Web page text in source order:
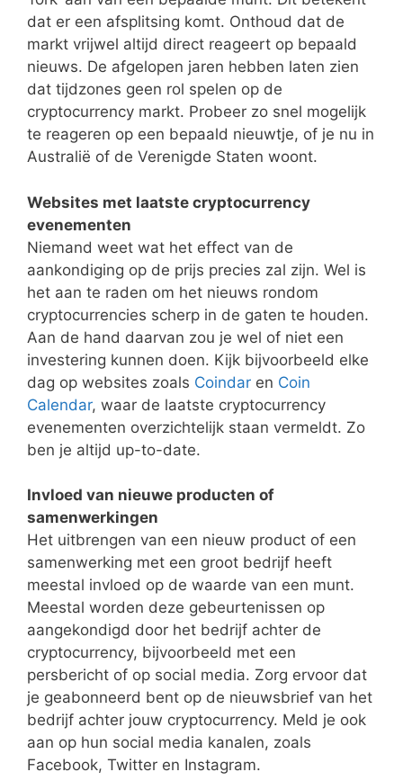
dat er een afsplitsing komt. Onthoud dat de
markt vrijwel altijd direct reageert op bepaald
nieuws. De afgelopen jaren hebben laten zien
dat tijdzones geen rol spelen op de
cryptocurrency markt. Probeer zo snel mogelijk
te reageren op een bepaald nieuwtje, of je nu in
Australië of de Verenigde Staten woont.
Websites met laatste cryptocurrency
evenementen
Niemand weet wat het effect van de
aankondiging op de prijs precies zal zijn. Wel is
het aan te raden om het nieuws rondom
cryptocurrencies scherp in de gaten te houden.
Aan de hand daarvan zou je wel of niet een
investering kunnen doen. Kijk bijvoorbeeld elke
dag op websites zoals Coindar en Coin
Calendar, waar de laatste cryptocurrency
evenementen overzichtelijk staan vermeldt. Zo
ben je altijd up-to-date.
Invloed van nieuwe producten of
samenwerkingen
Het uitbrengen van een nieuw product of een
samenwerking met een groot bedrijf heeft
meestal invloed op de waarde van een munt.
Meestal worden deze gebeurtenissen op
aangekondigd door het bedrijf achter de
cryptocurrency, bijvoorbeeld met een
persbericht of op social media. Zorg ervoor dat
je geabonneerd bent op de nieuwsbrief van het
bedrijf achter jouw cryptocurrency. Meld je ook
aan op hun social media kanalen, zoals
Facebook, Twitter en Instagram.